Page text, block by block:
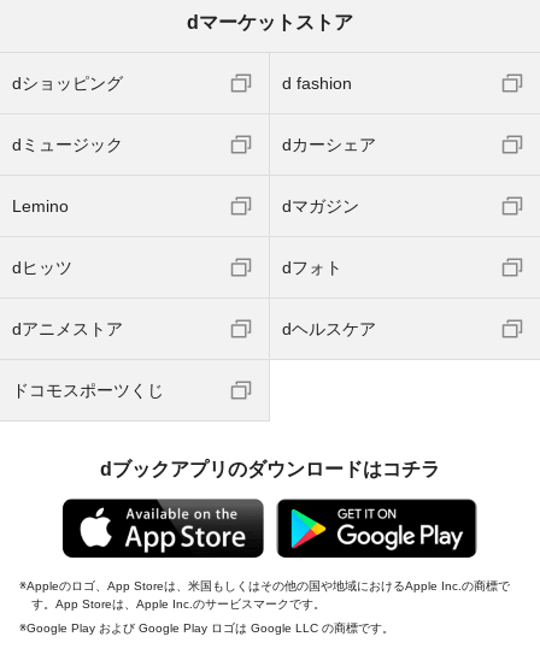
dマーケットストア
dショッピング d fashion
dミュージック dカーシェア
Lemino dマガジン
dヒッツ dフォト
dアニメストア dヘルスケア
ドコモスポーツくじ
dブックアプリのダウンロードはコチラ
Appleのロゴ、App Storeは、米国もしくはその他の国や地域におけるApple Inc.の商標で
す。App Storeは、Apple Inc.のサービスマークです。
Google Play および Google Play ロゴは Google LLC の商標です。